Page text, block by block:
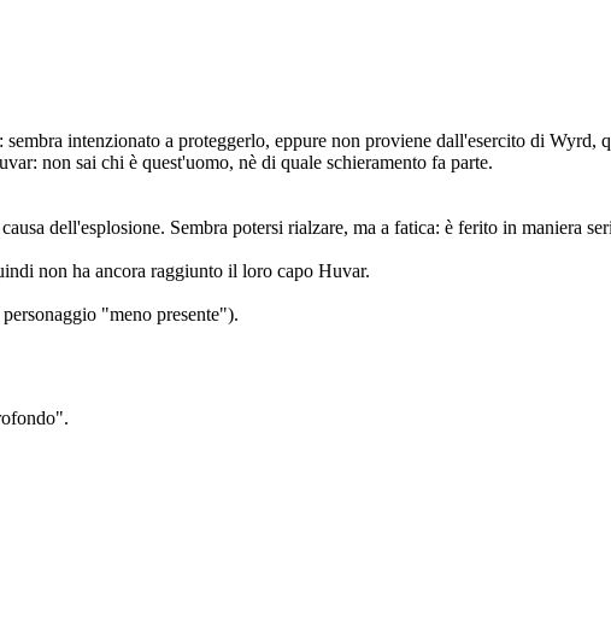
intenzionato a proteggerlo, eppure non proviene dall'esercito di Wyrd,
non sai chi è quest'uomo, nè di quale schieramento fa parte.
dell'esplosione. Sembra potersi rialzare, ma a fatica: è ferito in maniera
non ha ancora raggiunto il loro capo Huvar.
"meno presente").